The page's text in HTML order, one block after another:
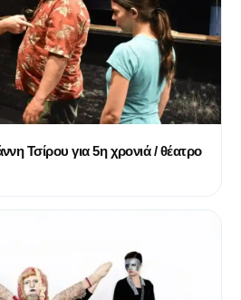
Τσίρου για 5η χρονιά / θέατρο